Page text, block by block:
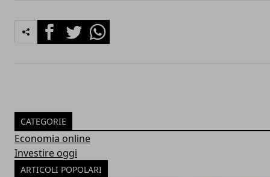
FacebookTwitterWhatsapp
CATEGORIE
Economia online
Investire oggi
ARTICOLI POPOLARI